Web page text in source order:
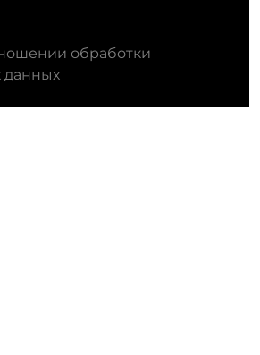
обработки
данных